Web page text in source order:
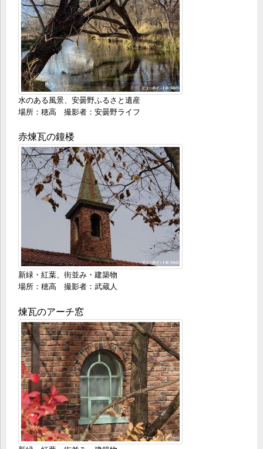
水のある風景、安曇野ふるさと遺産
場所：穂高 撮影者：安曇野ライフ
赤煉瓦の鐘楼
新緑・紅葉、街並み・建築物
場所：穂高 撮影者：武蔵人
煉瓦のアーチ窓